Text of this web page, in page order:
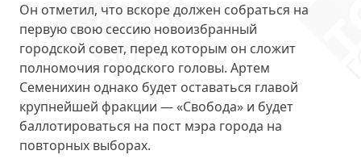
Он отметил, что вскоре должен собраться на
первую свою сессию новоизбранный
городской совет, перед которым он сложит
полномочия городского головы. Артем
Семенихин однако будет оставаться главой
крупнейшей фракции — «Свобода» и будет
баллотироваться на пост мэра города на
повторных выборах.